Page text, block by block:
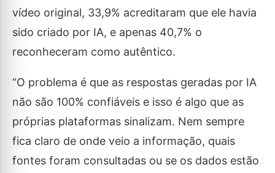
vídeo original, 33,9% acreditaram que ele havia
sido criado por IA, e apenas 40,7% o
reconheceram como autêntico.
“O problema é que as respostas geradas por IA
não são 100% confiáveis e isso é algo que as
próprias plataformas sinalizam. Nem sempre
fica claro de onde veio a informação, quais
fontes foram consultadas ou se os dados estão